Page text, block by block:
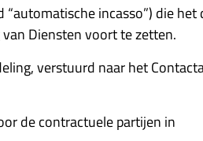
incasso”) die
Diensten voort te zetten.
verstuurd naar het
de contractuele partijen in